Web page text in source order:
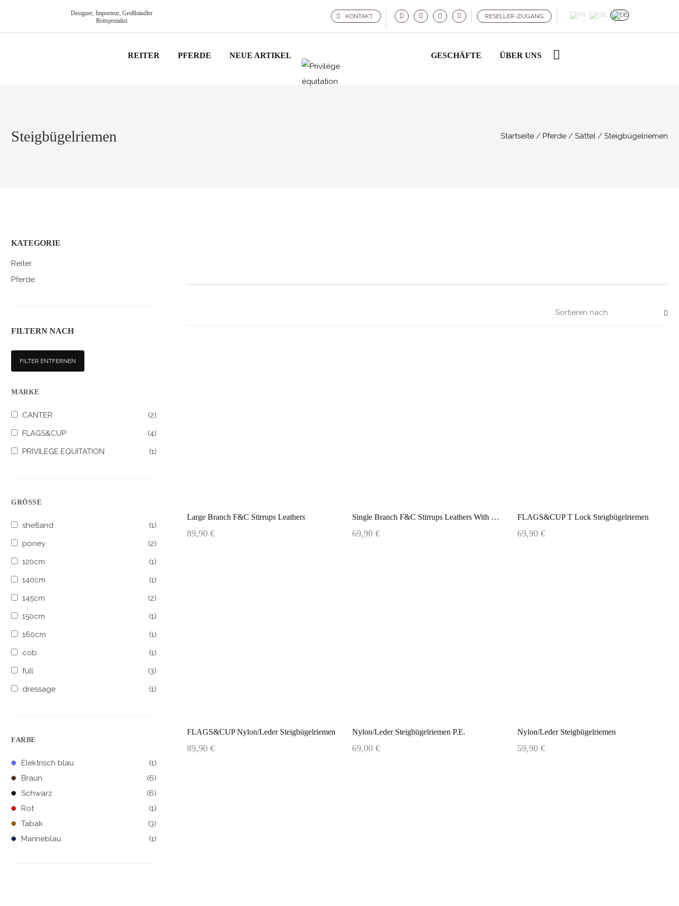
Designer, Importeur, Großhändler
Reitspezialist
RESELLER-ZUGANG
KONTAKT
REITER PFERDE NEUE ARTIKEL GESCHÄFTE ÜBER UNS
Steigbügelriemen Startseite Pferde Sättel Steigbügelriemen
KATEGORIE
Reiter
Pferde
FILTERN NACH
FILTER ENTFERNEN
MARKE
CANTER
(2)
FLAGS&CUP
(4)
PRIVILEGE EQUITATION
(1)
GRÖSSE
shetland
(1)
poney
(2)
120cm
(1)
140cm
(1)
145cm
(2)
150cm
(1)
160cm
(1)
cob
(1)
full
(3)
dressage
(1)
FARBE
Elektrisch blau
(1)
Braun
(6)
Schwarz
(6)
Rot
(1)
Tabak
(3)
Marineblau
(1)
Sortieren nach :
Large Branch F&C Stirrups Leathers
89,90 €
Single Branch F&C Stirrups Leathers With Buckles
69,90 €
FLAGS&CUP T Lock Steigbügelriemen
69,90 €
FLAGS&CUP Nylon/Leder Steigbügelriemen
89,90 €
Nylon/Leder Steigbügelriemen P.E.
69,00 €
Nylon/Leder Steigbügelriemen
59,90 €